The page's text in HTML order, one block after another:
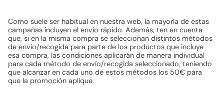
Como suele ser habitual en nuestra web, la mayoría de estas
campañas incluyen el envío rápido. Además, ten en cuenta
que, si en la misma compra se seleccionan distintos métodos
de envío/recogida para parte de los productos que incluye
esa compra, las condiciones aplicarán de manera individual
para cada método de envío/recogida seleccionado, teniendo
que alcanzar en cada uno de estos métodos los 50€ para
que la promoción aplique.